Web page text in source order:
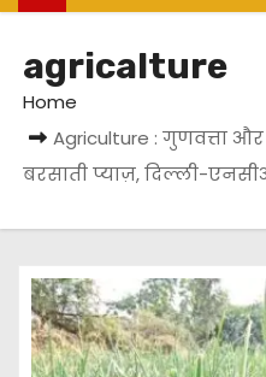
agricalture
Home
Agriculture : गुणवत्ता
बरसाती प्याज़, दिल्ली-